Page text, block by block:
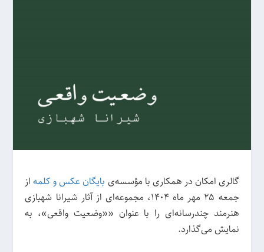
گالری امکان در همکاری با مؤسسه‌ی بایگان عکس و کلمهاز
جمعه ۲۵ مهر ماه 1404، مجموعه‌ای از آثار شیرانا شهبازی
هنرمند چندرسانه‌ای را با عنوان ««وضعیت واقعی»، به
نمایش می‌گذارد.